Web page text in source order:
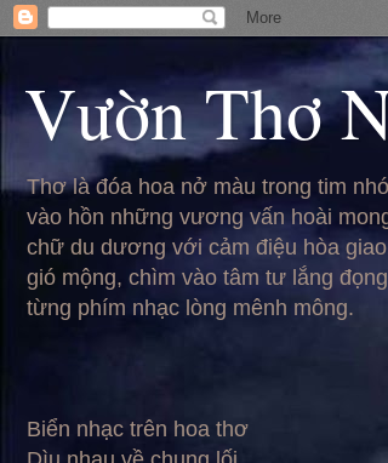
Vườn Thơ
Thơ là đóa hoa nở màu trong tim
vào hồn những vương vấn hoài
chữ du dương với cảm điệu hòa
gió mộng, chìm vào tâm tư lắng
từng phím nhạc lòng mênh mông.
Biển nhạc trên hoa thơ